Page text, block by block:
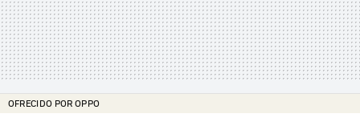
OFRECIDO POR OPPO